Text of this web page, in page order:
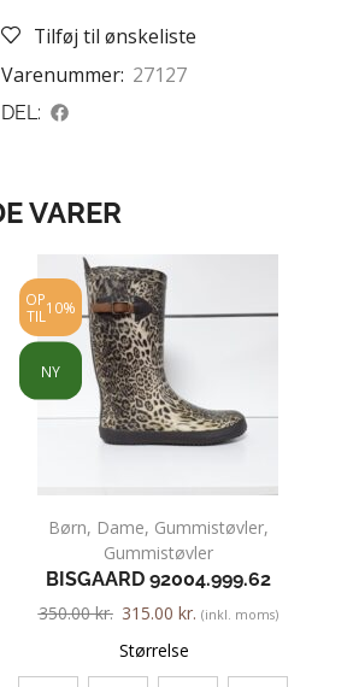
Tilføj til ønskeliste
Varenummer: 27127
DEL:
VARER
OP
TIL 10%
NY
Børn, Dame, Gummistøvler,
Gummistøvler
BISGAARD 92004.999.62
350.00kr. 315.00 kr. (inkl. moms)
Størrelse